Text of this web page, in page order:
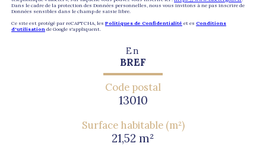
Dans le cadre de la protection des Données personnelles, nous vous invitons à ne pas inscrire de
Données sensibles dans le champ de saisie libre.
Ce site est protégé par reCAPTCHA, les Politiques de Confidentialité et es Conditions
d'utilisation de Google s'appliquent.
En
BREF
Code postal
13010
Surface habitable (m²)
21,52 m²